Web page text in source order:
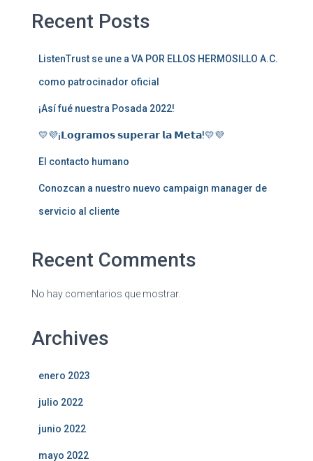
Recent Posts
ListenTrust se une a VA POR ELLOS HERMOSILLO A.C.
como patrocinador oficial
¡Así fué nuestra Posada 2022!
💛💜¡𝗟𝗼𝗴𝗿𝗮𝗺𝗼𝘀 𝘀𝘂𝗽𝗲𝗿𝗮𝗿 𝗹𝗮 𝗠𝗲𝘁𝗮!💛💜
El contacto humano
Conozcan a nuestro nuevo campaign manager de
servicio al cliente
Recent Comments
No hay comentarios que mostrar.
Archives
enero 2023
julio 2022
junio 2022
mayo 2022